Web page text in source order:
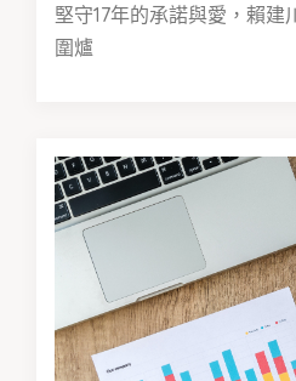
堅守17年的承諾與愛，賴建
圍爐